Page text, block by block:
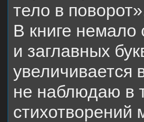
тело в
В книге немало
и заглавных
увеличивается
не наблюдаю в
стихотворений